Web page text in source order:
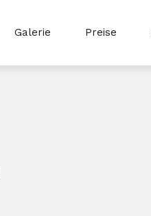
Galerie Preise